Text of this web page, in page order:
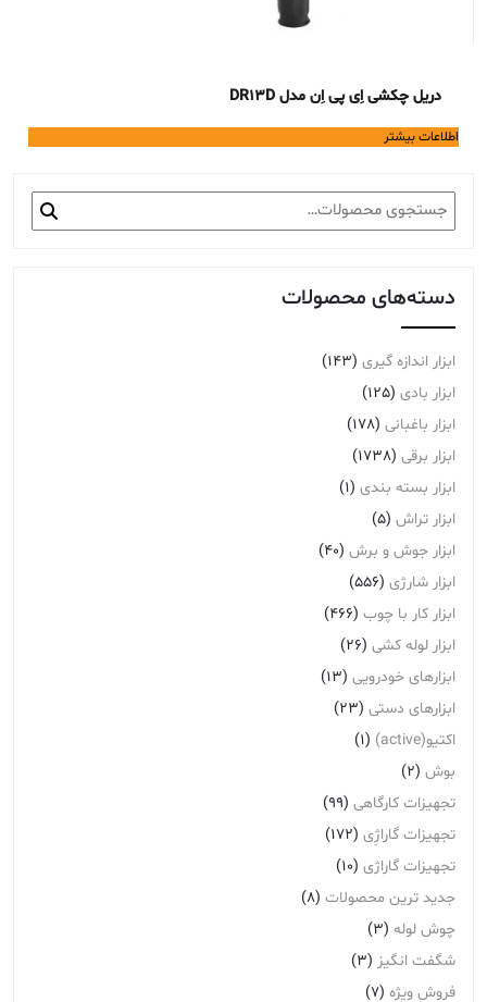
دریل چکشی اِی پی اِن مدل DR13D
اطلاعات بیشتر
جستجو
برای:
دسته‌های محصولات
ابزار اندازه گیری (143)
ابزار بادی (125)
ابزار باغبانی (178)
ابزار برقی (1738)
ابزار بسته بندی (1)
ابزار تراش (5)
ابزار جوش و برش (40)
ابزار شارژی (556)
ابزار کار با چوب (466)
ابزار لوله کشی (26)
ابزارهای خودرویی (13)
ابزارهای دستی (23)
اکتیو(active)
(1)
بوش (2)
تجهیزات کارگاهی (99)
تجهیزات گاراژِی (172)
تجهیزات گاراژی (10)
جدید ترین محصولات (8)
چوش لوله (3)
شگفت انگیز (3)
فروش ویژه (7)